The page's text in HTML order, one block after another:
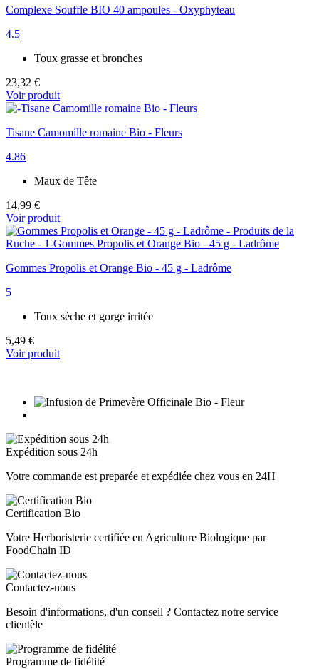
Complexe Souffle BIO 40 ampoules - Oxyphyteau
4.5
Toux grasse et bronches
23,32 €
Voir produit
Tisane Camomille romaine Bio - Fleurs
4.86
Maux de Tête
14,99 €
Voir produit
Gommes Propolis et Orange Bio - 45 g - Ladrôme
5
Toux sèche et gorge irritée
5,49 €
Voir produit
Expédition sous 24h
Votre commande est preparée et expédiée chez vous en 24H
Certification Bio
Votre Herboristerie certifiée en Agriculture Biologique par
FoodChain ID
Contactez-nous
Besoin d'informations, d'un conseil ? Contactez notre service
clientèle
Programme de fidélité